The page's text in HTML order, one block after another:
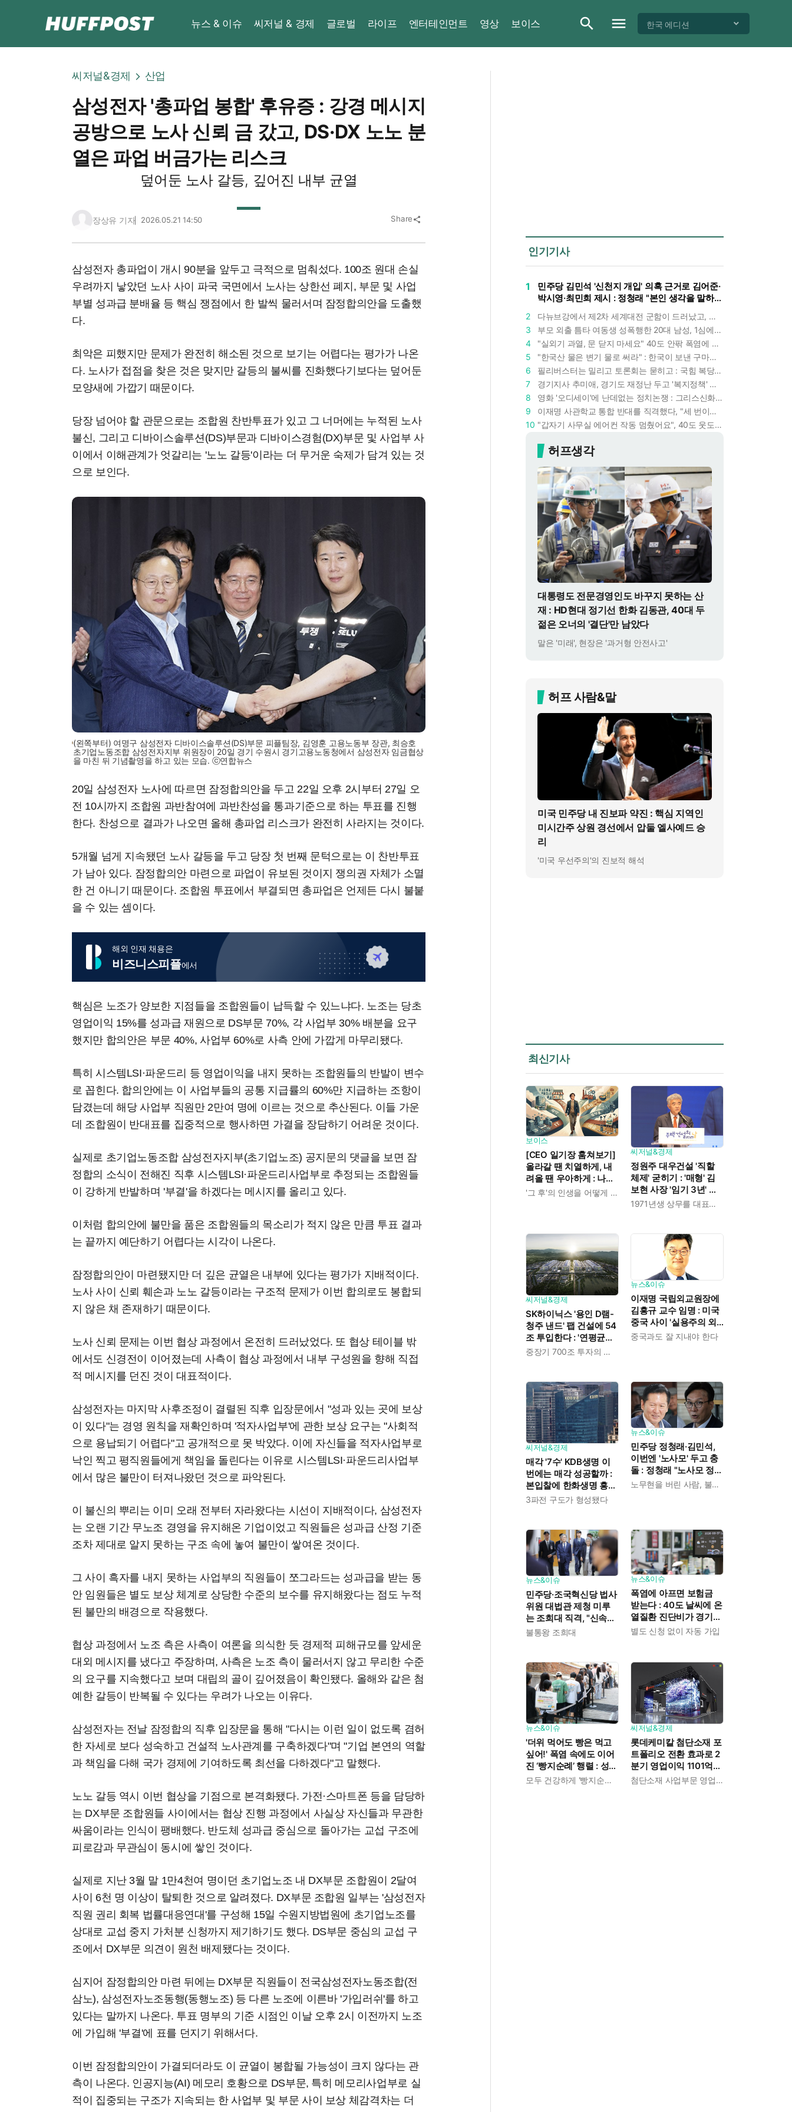
뉴스 & 이슈 씨저널 & 경제 글로벌 라이프 엔터테인먼트 영상 보이스 한국 에디션
씨저널&경제 산업
삼성전자 '총파업 봉합' 후유증 : 강경 메시지
공방으로 노사 신뢰 금 갔고, DS·DX 노노 분
열은 파업 버금가는 리스크
덮어둔 노사 갈등, 깊어진 내부 균열
장상유 기자 2026.05.21 14:50 Share share
삼성전자 총파업이 개시 90분을 앞두고 극적으로 멈춰섰다. 100조 원대 손실
우려까지 낳았던 노사 사이 파국 국면에서 노사는 상한선 폐지, 부문 및 사업
부별 성과급 분배율 등 핵심 쟁점에서 한 발씩 물러서며 잠정합의안을 도출했
다.
최악은 피했지만 문제가 완전히 해소된 것으로 보기는 어렵다는 평가가 나온
다. 노사가 접점을 찾은 것은 맞지만 갈등의 불씨를 진화했다기보다는 덮어둔
모양새에 가깝기 때문이다.
당장 넘어야 할 관문으로는 조합원 찬반투표가 있고 그 너머에는 누적된 노사
불신, 그리고 디바이스솔루션(DS)부문과 디바이스경험(DX)부문 및 사업부 사
이에서 이해관계가 엇갈리는 '노노 갈등'이라는 더 무거운 숙제가 담겨 있는 것
으로 보인다.
(왼쪽부터) 여명구 삼성전자 디바이스솔루션(DS)부문 피플팀장, 김영훈 고용노동부 장관, 최승호
초기업노동조합 삼성전자지부 위원장이 20일 경기 수원시 경기고용노동청에서 삼성전자 임금협상
을 마친 뒤 기념촬영을 하고 있는 모습. ⓒ연합뉴스
20일 삼성전자 노사에 따르면 잠정합의안을 두고 22일 오후 2시부터 27일 오
전 10시까지 조합원 과반참여에 과반찬성을 통과기준으로 하는 투표를 진행
한다. 찬성으로 결과가 나오면 올해 총파업 리스크가 완전히 사라지는 것이다.
5개월 넘게 지속됐던 노사 갈등을 두고 당장 첫 번째 문턱으로는 이 찬반투표
가 남아 있다. 잠정합의안 마련으로 파업이 유보된 것이지 쟁의권 자체가 소멸
한 건 아니기 때문이다. 조합원 투표에서 부결되면 총파업은 언제든 다시 불붙
을 수 있는 셈이다.
해외 인재 채용은
비즈니스피플에서
핵심은 노조가 양보한 지점들을 조합원들이 납득할 수 있느냐다. 노조는 당초
영업이익 15%를 성과급 재원으로 DS부문 70%, 각 사업부 30% 배분을 요구
했지만 합의안은 부문 40%, 사업부 60%로 사측 안에 가깝게 마무리됐다.
특히 시스템LSI·파운드리 등 영업이익을 내지 못하는 조합원들의 반발이 변수
로 꼽힌다. 합의안에는 이 사업부들의 공통 지급률의 60%만 지급하는 조항이
담겼는데 해당 사업부 직원만 2만여 명에 이르는 것으로 추산된다. 이들 가운
데 조합원이 반대표를 집중적으로 행사하면 가결을 장담하기 어려운 것이다.
실제로 초기업노동조합 삼성전자지부(초기업노조) 공지문의 댓글을 보면 잠
정합의 소식이 전해진 직후 시스템LSI·파운드리사업부로 추정되는 조합원들
이 강하게 반발하며 '부결'을 하겠다는 메시지를 올리고 있다.
이처럼 합의안에 불만을 품은 조합원들의 목소리가 적지 않은 만큼 투표 결과
는 끝까지 예단하기 어렵다는 시각이 나온다.
잠정합의안이 마련됐지만 더 깊은 균열은 내부에 있다는 평가가 지배적이다.
노사 사이 신뢰 훼손과 노노 갈등이라는 구조적 문제가 이번 합의로도 봉합되
지 않은 채 존재하기 때문이다.
노사 신뢰 문제는 이번 협상 과정에서 온전히 드러났었다. 또 협상 테이블 밖
에서도 신경전이 이어졌는데 사측이 협상 과정에서 내부 구성원을 향해 직접
적 메시지를 던진 것이 대표적이다.
삼성전자는 마지막 사후조정이 결렬된 직후 입장문에서 "성과 있는 곳에 보상
이 있다"는 경영 원칙을 재확인하며 '적자사업부'에 관한 보상 요구는 "사회적
으로 용납되기 어렵다"고 공개적으로 못 박았다. 이에 자신들을 적자사업부로
낙인 찍고 평직원들에게 책임을 돌린다는 이유로 시스템LSI·파운드리사업부
에서 많은 불만이 터져나왔던 것으로 파악된다.
이 불신의 뿌리는 이미 오래 전부터 자라왔다는 시선이 지배적이다, 삼성전자
는 오랜 기간 무노조 경영을 유지해온 기업이었고 직원들은 성과급 산정 기준
조차 제대로 알지 못하는 구조 속에 놓여 불만이 쌓여온 것이다.
그 사이 흑자를 내지 못하는 사업부의 직원들이 쪼그라드는 성과급을 받는 동
안 임원들은 별도 보상 체계로 상당한 수준의 보수를 유지해왔다는 점도 누적
된 불만의 배경으로 작용했다.
협상 과정에서 노조 측은 사측이 여론을 의식한 듯 경제적 피해규모를 앞세운
대외 메시지를 냈다고 주장하며, 사측은 노조 측이 물러서지 않고 무리한 수준
의 요구를 지속했다고 보며 대립의 골이 깊어졌음이 확인됐다. 올해와 같은 첨
예한 갈등이 반복될 수 있다는 우려가 나오는 이유다.
삼성전자는 전날 잠정합의 직후 입장문을 통해 "다시는 이런 일이 없도록 겸허
한 자세로 보다 성숙하고 건설적 노사관계를 구축하겠다"며 "기업 본연의 역할
과 책임을 다해 국가 경제에 기여하도록 최선을 다하겠다"고 말했다.
노노 갈등 역시 이번 협상을 기점으로 본격화됐다. 가전·스마트폰 등을 담당하
는 DX부문 조합원들 사이에서는 협상 진행 과정에서 사실상 자신들과 무관한
싸움이라는 인식이 팽배했다. 반도체 성과급 중심으로 돌아가는 교섭 구조에
피로감과 무관심이 동시에 쌓인 것이다.
실제로 지난 3월 말 1만4천여 명이던 초기업노조 내 DX부문 조합원이 2달여
사이 6천 명 이상이 탈퇴한 것으로 알려졌다. DX부문 조합원 일부는 '삼성전자
직원 권리 회복 법률대응연대'를 구성해 15일 수원지방법원에 초기업노조를
상대로 교섭 중지 가처분 신청까지 제기하기도 했다. DS부문 중심의 교섭 구
조에서 DX부문 의견이 원천 배제됐다는 것이다.
심지어 잠정합의안 마련 뒤에는 DX부문 직원들이 전국삼성전자노동조합(전
삼노), 삼성전자노조동행(동행노조) 등 다른 노조에 이른바 '가입러쉬'를 하고
있다는 말까지 나온다. 투표 명부의 기준 시점인 이날 오후 2시 이전까지 노조
에 가입해 '부결'에 표를 던지기 위해서다.
이번 잠정합의안이 가결되더라도 이 균열이 봉합될 가능성이 크지 않다는 관
측이 나온다. 인공지능(AI) 메모리 호황으로 DS부문, 특히 메모리사업부로 실
적이 집중되는 구조가 지속되는 한 사업부 및 부문 사이 보상 체감격차는 더
인기기사
1
민주당 김민석 '신천지 개입' 의혹 근거로 김어준·
박시영·최민희 제시 : 정청래 "본인 생각을 말하
2
다뉴브강에서 제2차 세계대전 군함이 드러났고, 포항 수돗물은 갑자기 짜졌다 : 폭염·가뭄이 만든 낯선 풍경
3
부모 외출 틈타 여동생 성폭행한 20대 남성, 1심에서 5년형 선고 : 친족 간 '암수범죄'의 심각성
4
"실외기 과열, 문 닫지 마세요" 40도 안팎 폭염에 쉼 없이 도는 에어컨 : 화재 위험 경고등!
5
"한국산 물은 변기 물로 써라" : 한국이 보낸 구마모토 지진 구호품에 한 일본인의 '어처구니 없는' 반응
6
필리버스터는 밀리고 토론회는 묻히고 : 국힘 복당 원하는 한동훈, '검사 정치'의 한계만 드러내나
7
경기지사 추미애, 경기도 재정난 두고 '복지정책' 탓하는 시선에 정면 반박 : "고령자와 아이 인구 급증"
8
영화 '오디세이'에 난데없는 정치논쟁 : 그리스신화 공간에서 '트럼프 전쟁의 참혹함'이 보인다
9
이재명 사관학교 통합 반대를 직격했다, "세 번이나 군사 쿠데타 했는데 압도적 지위"
10
"갑자기 사무실 에어컨 작동 멈췄어요", 40도 웃도는 기온에 에어컨도 숨이 찬다
허프생각
대통령도 전문경영인도 바꾸지 못하는 산
재 : HD현대 정기선 한화 김동관, 40대 두
젊은 오너의 '결단'만 남았다
말은 '미래', 현장은 '과거형 안전사고'
허프 사람&말
미국 민주당 내 진보파 약진 : 핵심 지역인
미시간주 상원 경선에서 압둘 엘사예드 승
리
'미국 우선주의'의 진보적 해석
최신기사
보이스
[CEO 일기장 훔쳐보기]
올라갈 땐 치열하게, 내
려올 땐 우아하게 : 나만
의 커리어 설계법
'그 후'의 인생을 어떻게 살 것인가
씨저널&경제
정원주 대우건설 '직할
체제' 굳히기 : '매형' 김
보현 사장 '임기 3년' 받
고 4개월 만에 물러났다
1971년생 상무를 대표이사로 발탁
씨저널&경제
SK하이닉스 '용인 D램-
청주 낸드' 팹 건설에 54
조 투입한다 : '연평균
19% 성장' 메모리 수요중장기 700조 투자의 단계적 이행
뉴스&이슈
이재명 국립외교원장에
김흥규 교수 임명 : 미국
중국 사이 '실용주의 외
교론' 강조한 인물이다
중국과도 잘 지내야 한다
씨저널&경제
매각 '7수' KDB생명 이
번에는 매각 성공할까 :
본입찰에 한화생명 흥국
생명 한국금융지주 최종
3파전 구도가 형성됐다
뉴스&이슈
민주당 정청래·김민석,
이번엔 '노사모' 두고 충
돌 : 정청래 "노사모 정신
으로 승리" vs 김민석 측노무현을 버린 사람, 불편하겠지
뉴스&이슈
민주당·조국혁신당 법사
위원 대법관 제청 미루
는 조희대 직격, "신속한
재판 약속도 저버려"
불통왕 조희대
뉴스&이슈
폭염에 아프면 보험금
받는다 : 40도 날씨에 온
열질환 진단비가 경기도
민에게 주어진다
별도 신청 없이 자동 가입
뉴스&이슈
'더위 먹어도 빵은 먹고
싶어!' 폭염 속에도 이어
진 ‘빵지순례’ 행렬 : 성심
당이 대기 손님 위해 준모두 건강하게 '빵지순례' 마치시길.
씨저널&경제
롯데케미칼 첨단소재 포
트폴리오 전환 효과로 2
분기 영업이익 1101억
흑자전환 : 대산·여수 사첨단소재 사업부문 영업이익 1325억 원